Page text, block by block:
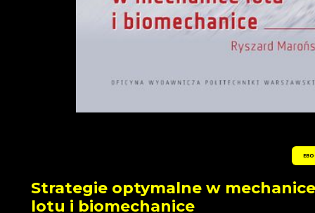
Strategie optymalne w mechanice
lotu i biomechanice